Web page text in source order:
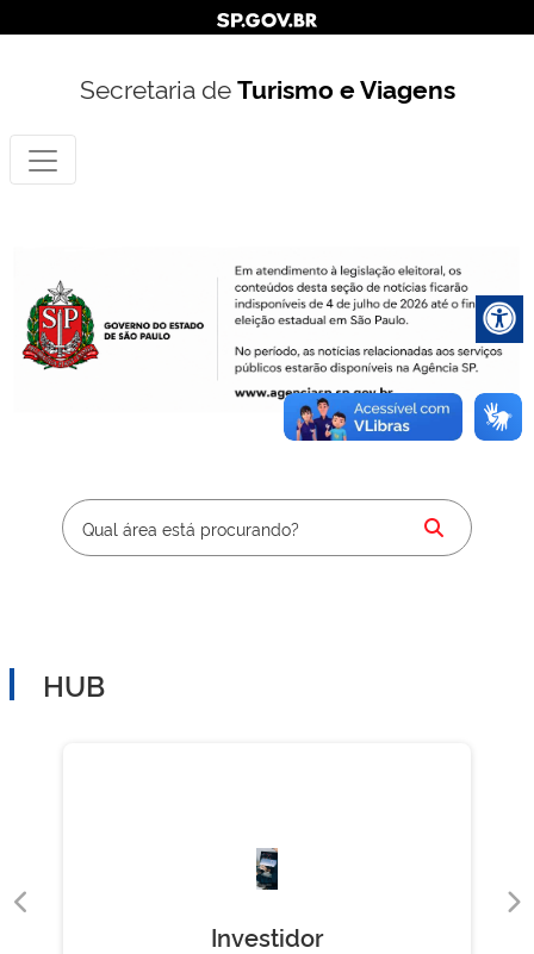
Secretaria deTurismo e Viagens
HUB
Investidor